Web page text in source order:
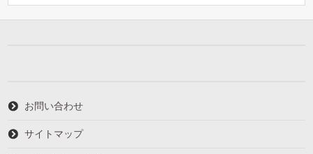
お問い合わせ
サイトマップ